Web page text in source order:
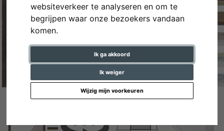
websiteverkeer te analyseren en om te
begrijpen waar onze bezoekers vandaan
komen.
Ik ga akkoord
Ik weiger
Wijzig mijn voorkeuren